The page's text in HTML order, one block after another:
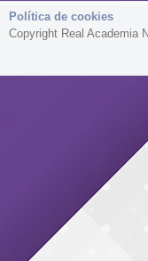
Política de cookies
Copyright Real Academia